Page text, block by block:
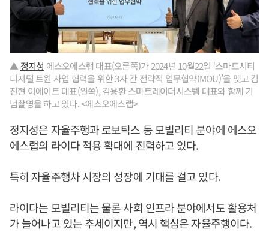
▲ 정지성 에스오에스랩 대표(오른쪽)가 2024년 10월22일 ‘스마트시티
디지털 트윈 사업 협력을 위한 3자 간 전략적 업무협약(MOU)’을 맺고 김
진현 이에이트 대표(왼쪽), 김용환 스마트레이더시스템 대표와 함께 기
념촬영을 하고 있다. <에스오에스랩>
정지성은 자율주행과 로보틱스 등 모빌리티 분야에 에스오
에스랩의 라이다 적용 확대에 진력하고 있다.
특히 자율주행차 시장의 성장에 기대를 걸고 있다.
라이다는 모빌리티는 물론 사회 인프라 분야에서도 활용처
가 늘어나고 있는 추세이지만, 역시 핵심은 자율주행이다.